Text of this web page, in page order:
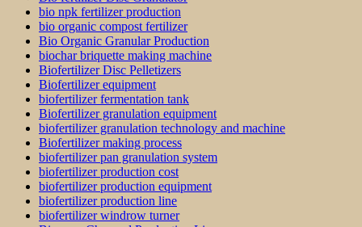
bio npk fertilizer production
bio organic compost fertilizer
Bio Organic Granular Production
biochar briquette making machine
Biofertilizer Disc Pelletizers
Biofertilizer equipment
biofertilizer fermentation tank
Biofertilizer granulation equipment
biofertilizer granulation technology and machine
Biofertilizer making process
biofertilizer pan granulation system
biofertilizer production cost
biofertilizer production equipment
biofertilizer production line
biofertilizer windrow turner